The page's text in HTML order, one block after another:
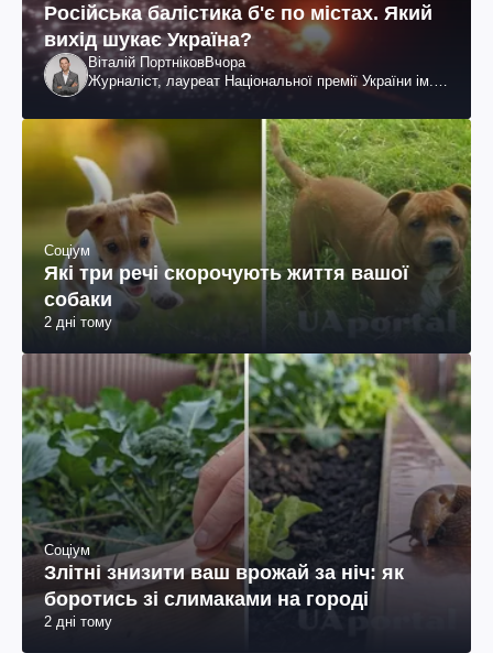
Російська балістика б'є по містах. Який
вихід шукає Україна?
Віталій ПортніковВчора
Журналіст, лауреат Національної премії України ім.
Соціум
Які три речі скорочують життя вашої
собаки
2 дні тому
Соціум
Злітні знизити ваш врожай за ніч: як
боротись зі слимаками на городі
2 дні тому